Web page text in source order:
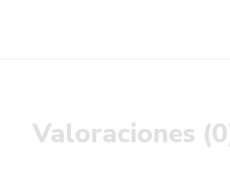
Valoraciones